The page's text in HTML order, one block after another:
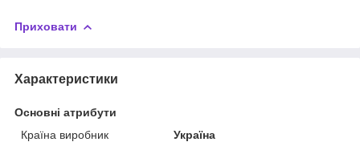
Приховати
Характеристики
Основні атрибути
Країна виробник
Україна